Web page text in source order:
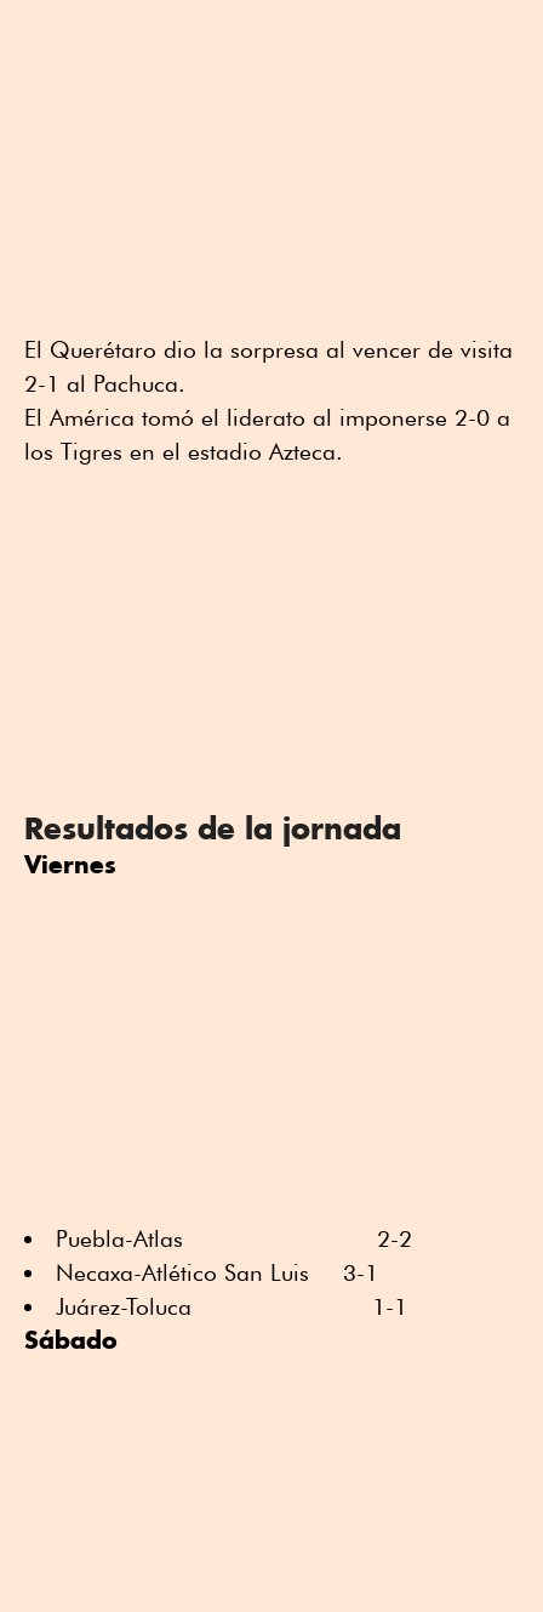
El Querétaro dio la sorpresa al vencer de visita
2-1 al Pachuca.
El América tomó el liderato al imponerse 2-0 a
los Tigres en el estadio Azteca.
Resultados de la jornada
Viernes
Puebla-Atlas 2-2
Necaxa-Atlético San Luis 3-1
Juárez-Toluca 1-1
Sábado